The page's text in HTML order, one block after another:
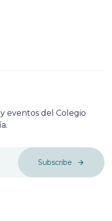
eventos del Colegio
Subscribe